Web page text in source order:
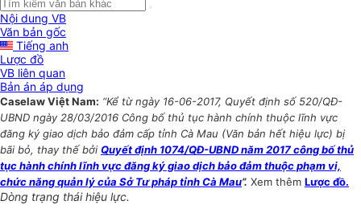
Nội dung VB
Văn bản gốc
Tiếng anh
Lược đồ
VB liên quan
Bản án áp dụng
Caselaw Việt Nam: “Kể từ ngày 16-06-2017, Quyết định số 520/QĐ-
UBND ngày 28/03/2016 Công bố thủ tục hành chính thuộc lĩnh vực
đăng ký giao dịch bảo đảm cấp tỉnh Cà Mau (Văn bản hết hiệu lực) bị
bãi bỏ, thay thế bởi Quyết định 1074/QĐ-UBND năm 2017 công bố thủ
tục hành chính lĩnh vực đăng ký giao dịch bảo đảm thuộc phạm vi,
chức năng quản lý của Sở Tư pháp tỉnh Cà Mau”. Xem thêm Lược đồ.
Dòng trạng thái hiệu lực.